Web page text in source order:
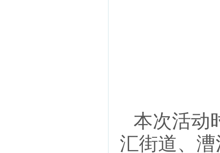
本次活动
汇街道、